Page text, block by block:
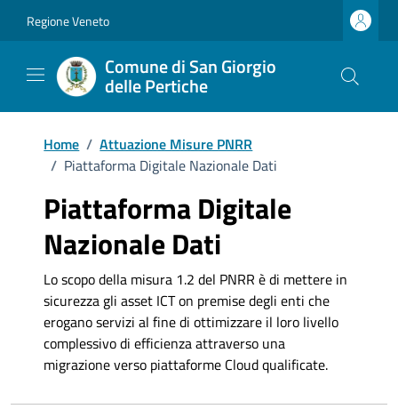
Regione Veneto
Comune di San Giorgio
delle Pertiche
Home / Attuazione Misure PNRR
/ Piattaforma Digitale Nazionale Dati
Piattaforma Digitale
Nazionale Dati
Lo scopo della misura 1.2 del PNRR è di mettere in
sicurezza gli asset ICT on premise degli enti che
erogano servizi al fine di ottimizzare il loro livello
complessivo di efficienza attraverso una
migrazione verso piattaforme Cloud qualificate.